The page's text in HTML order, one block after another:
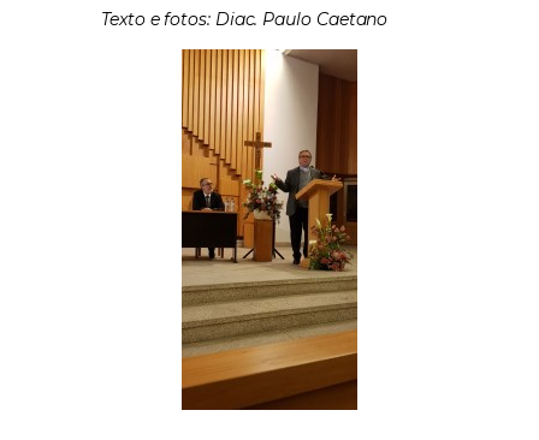
Texto e fotos: Diac. Paulo Caetano